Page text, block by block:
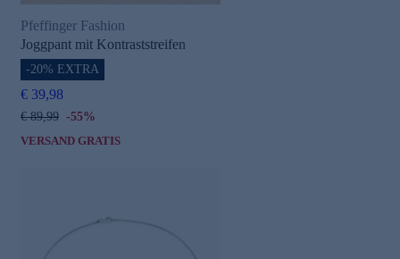
Pfeffinger Fashion
Joggpant mit Kontraststreifen
-20% EXTRA
€ 39,98
€ 89,99 -55%
VERSAND GRATIS